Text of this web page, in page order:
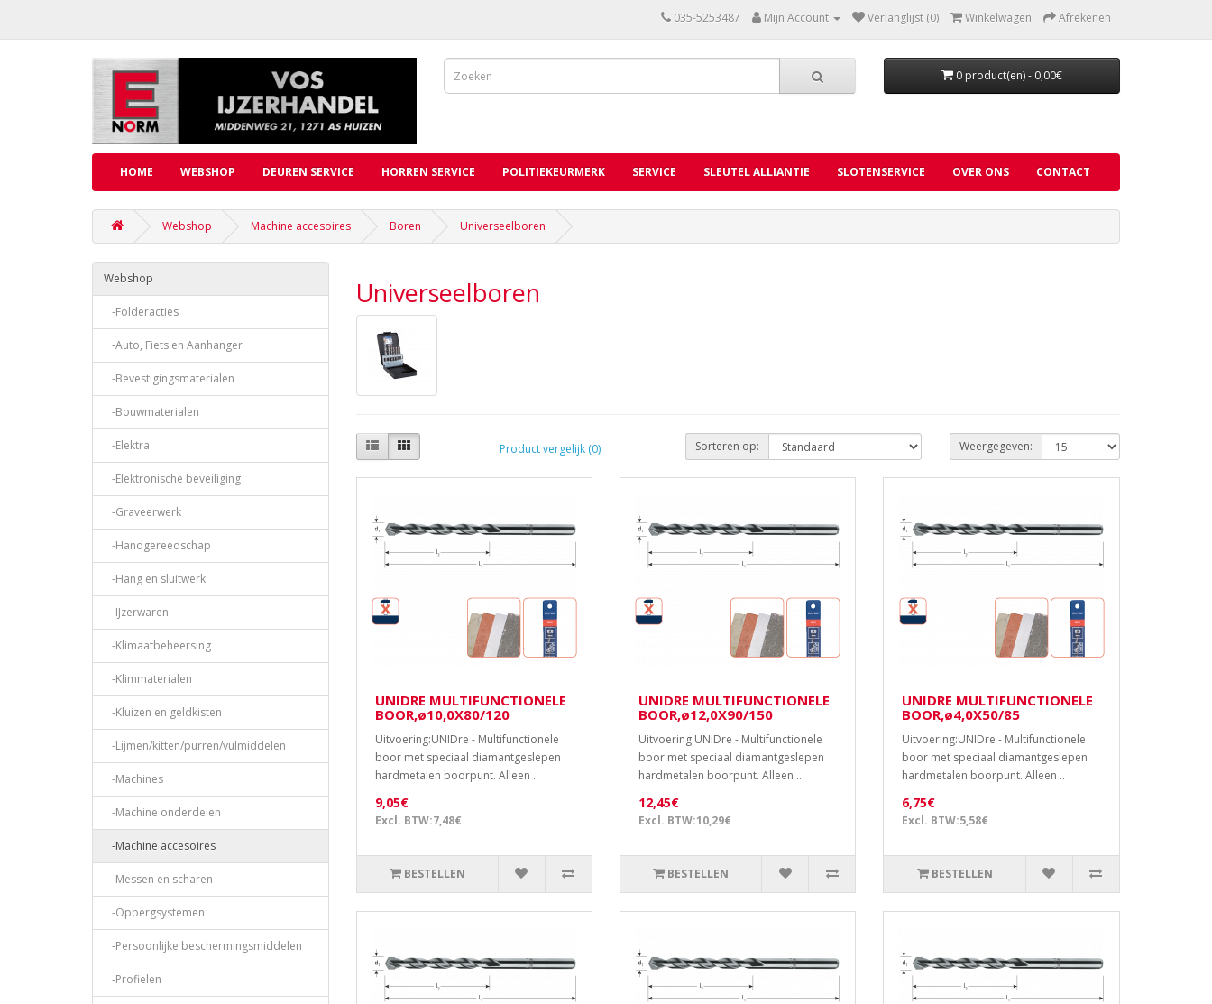
035-5253487 Mijn Account Verlanglijst (0) Winkelwagen Afrekenen
0 product(en) - 0,00€
HOME WEBSHOP DEUREN SERVICE HORREN SERVICE POLITIEKEURMERK SERVICE SLEUTEL ALLIANTIE SLOTENSERVICE OVER ONS CONTACT
Webshop Machine accesoires Boren Universeelboren
Webshop
-Folderacties
-Auto, Fiets en Aanhanger
-Bevestigingsmaterialen
-Bouwmaterialen
-Elektra
-Elektronische beveiliging
-Graveerwerk
-Handgereedschap
-Hang en sluitwerk
-IJzerwaren
-Klimaatbeheersing
-Klimmaterialen
-Kluizen en geldkisten
-Lijmen/kitten/purren/vulmiddelen
-Machines
-Machine onderdelen
-Machine accesoires
-Messen en scharen
-Opbergsystemen
-Persoonlijke beschermingsmiddelen
-Profielen
Universeelboren
Product vergelijk (0) Sorteren op: Weergegeven:
UNIDRE MULTIFUNCTIONELE
BOOR,ø10,0X80/120
Uitvoering:UNIDre - Multifunctionele
boor met speciaal diamantgeslepen
hardmetalen boorpunt. Alleen ..
9,05€
Excl. BTW:7,48€
BESTELLEN
UNIDRE MULTIFUNCTIONELE
BOOR,ø12,0X90/150
Uitvoering:UNIDre - Multifunctionele
boor met speciaal diamantgeslepen
hardmetalen boorpunt. Alleen ..
12,45€
Excl. BTW:10,29€
BESTELLEN
UNIDRE MULTIFUNCTIONELE
BOOR,ø4,0X50/85
Uitvoering:UNIDre - Multifunctionele
boor met speciaal diamantgeslepen
hardmetalen boorpunt. Alleen ..
6,75€
Excl. BTW:5,58€
BESTELLEN